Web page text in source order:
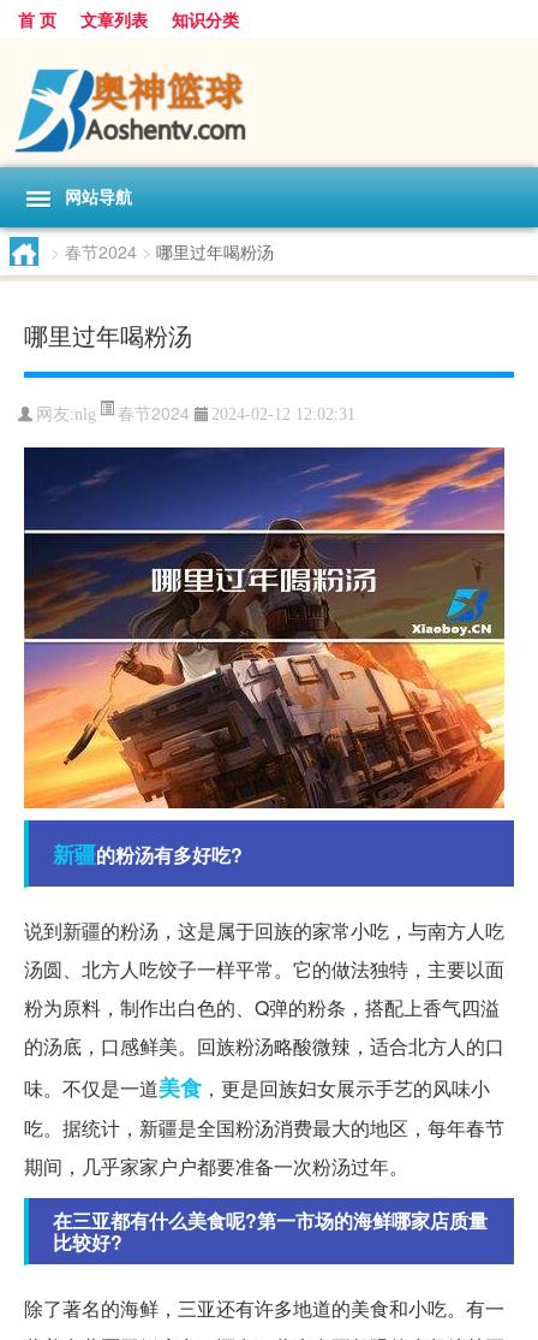
首 页 文章列表 知识分类
网站导航
> 春节2024 > 哪里过年喝粉汤
哪里过年喝粉汤
网友:nlg 春节2024 2024-02-12 12:02:31
新疆的粉汤有多好吃?
说到新疆的粉汤，这是属于回族的家常小吃，与南方人吃
汤圆、北方人吃饺子一样平常。它的做法独特，主要以面
粉为原料，制作出白色的、Q弹的粉条，搭配上香气四溢
的汤底，口感鲜美。回族粉汤略酸微辣，适合北方人的口
味。不仅是一道美食 ，更是回族妇女展示手艺的风味小
吃。据统计，新疆是全国粉汤消费最大的地区，每年春节
期间，几乎家家户户都要准备一次粉汤过年。
在三亚都有什么美食呢?第一市场的海鲜哪家店质量
比较好?
除了著名的海鲜，三亚还有许多地道的美食和小吃。有一